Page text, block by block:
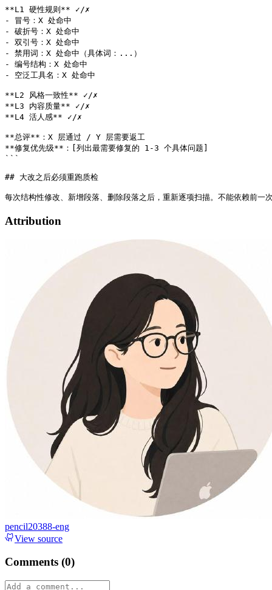
**L1 硬性规则** ✓/✗
- 冒号：X 处命中
- 破折号：X 处命中
- 双引号：X 处命中
- 禁用词：X 处命中（具体词：...）
- 编号结构：X 处命中
- 空泛工具名：X 处命中
**L2 风格一致性** ✓/✗
**L3 内容质量** ✓/✗
**L4 活人感** ✓/✗
**总评**：X 层通过 / Y 层需要返工
**修复优先级**：[列出最需要修复的 1-3 个具体问题]
```
## 大改之后必须重跑质检
Attribution
pencil20388-eng
View source
Comments (0)